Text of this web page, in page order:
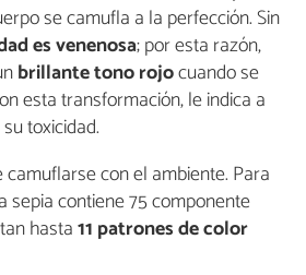
se camufla a la perfección. Sin
es venenosa; por esta razón,
brillante tono rojocuando se
esta transformación, le indica a
toxicidad.
con el ambiente. Para
sepia contiene 75 componente
hasta11 patrones de color